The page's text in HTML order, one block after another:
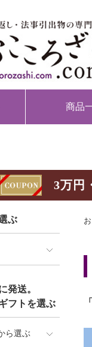
商品
3万円
ぶ
発送。
フトを選ぶ
ら選ぶ